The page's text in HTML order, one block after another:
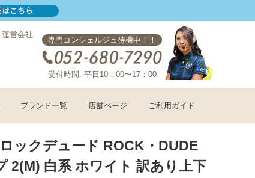
運営会社
専門コンシェルジュ待機中！！
受付時間: 平日10：00〜17：00
ブランド一覧 店舗ページ ご利用ガイド
ックデュード ROCK・DUDE
2(M) 白系 ホワイト 訳あり上下